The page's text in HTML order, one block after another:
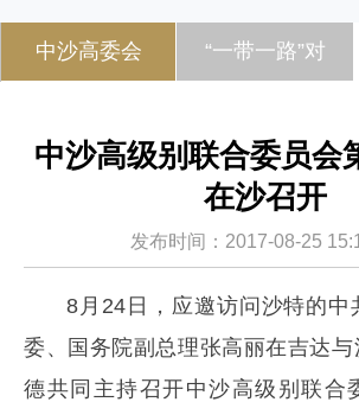
中沙高委会 “一带一路”对
中沙高级别联合委员会
在沙召开
发布时间：2017-08-25
8月24日，应邀访问沙特的中
委、国务院副总理张高丽在吉达
德共同主持召开中沙高级别联合